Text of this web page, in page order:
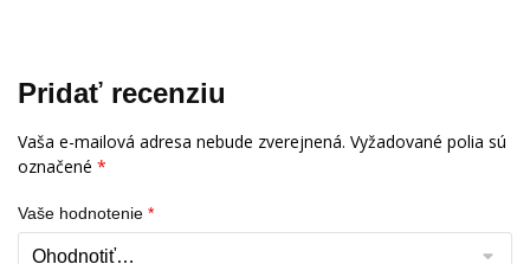
Pridať recenziu
Vaša e-mailová adresa nebude zverejnená. Vyžadované polia sú
označené *
Vaše hodnotenie *